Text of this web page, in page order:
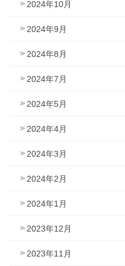
2024年10月
2024年9月
2024年8月
2024年7月
2024年5月
2024年4月
2024年3月
2024年2月
2024年1月
2023年12月
2023年11月